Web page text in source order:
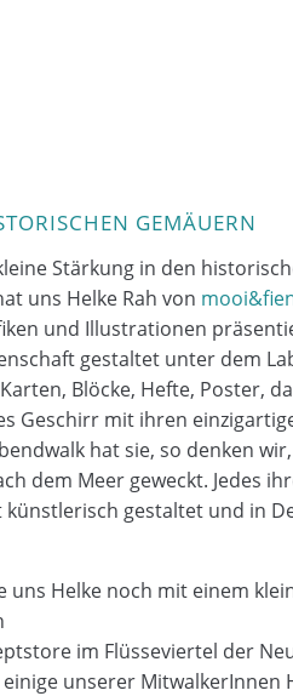
GEMÄUERN
Stärkung in den
uns Helke Rah von mooi&
und Illustrationen
gestaltet unter dem
Karten, Blöcke, Hefte, Poster,
Geschirr mit ihren
hat sie, so denken
dem Meer geweckt. Jedes
gestaltet und in
uns Helke noch mit einem
im Flüsseviertel der
unserer MitwalkerInnen